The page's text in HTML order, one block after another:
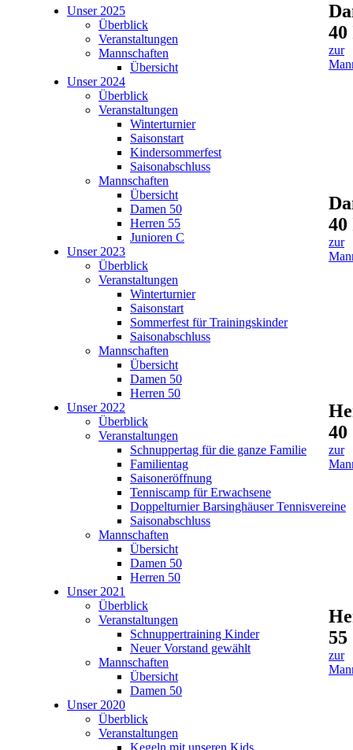
55
zur
zur
40
zur
40
zur
Unser 2025
Überblick
Veranstaltungen
Mannschaften
Übersicht
Unser 2024
Überblick
Veranstaltungen
Winterturnier
Saisonstart
Kindersommerfest
Saisonabschluss
Mannschaften
Übersicht
Damen 50
Herren 55
Junioren C
Unser 2023
Überblick
Veranstaltungen
Winterturnier
Saisonstart
Sommerfest für Trainingskinder
Saisonabschluss
Mannschaften
Übersicht
Damen 50
Herren 50
Unser 2022
Überblick
Veranstaltungen
Schnuppertag für die ganze Familie
Familientag
Saisoneröffnung
Tenniscamp für Erwachsene
Doppelturnier Barsinghäuser Tennisvereine
Saisonabschluss
Mannschaften
Übersicht
Damen 50
Herren 50
Unser 2021
Überblick
Veranstaltungen
Schnuppertraining Kinder
Neuer Vorstand gewählt
Mannschaften
Übersicht
Damen 50
Unser 2020
Überblick
Veranstaltungen
Kegeln mit unseren Kids